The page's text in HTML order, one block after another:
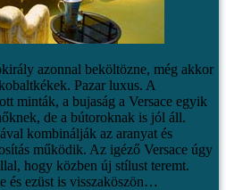
azonnal beköltözne, még akkor
Pazar luxus. A
minták, a bujaság a Versace egyik
de a bútoroknak is jól áll.
kombinálják az aranyat és
működik. Az igéző Versace úgy
hogy közben új stílust teremt.
és ezüst is visszaköszön…